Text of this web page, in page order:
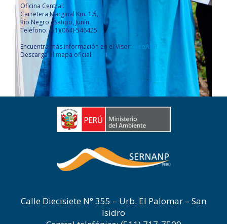
Oficina Central:
Carretera Marginal Km. 1.5,
Río Negro - Satipo, Junín.
Teléfono: (51)(064)-546425
Encuentra más información en el Visor:
GeoANP
Descarga el mapa oficial:
Aquí
Calle Diecisiete N° 355 – Urb. El Palomar – San
Isidro